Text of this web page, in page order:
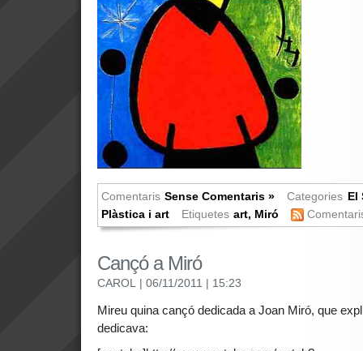
Comentaris Sense Comentaris » Categories El
Plàstica i art
Etiquetes art, Miró
Cançó a Miró
CAROL | 06/11/2011 | 15:23
Mireu quina cançó dedicada a Joan Miró, que
dedicava: